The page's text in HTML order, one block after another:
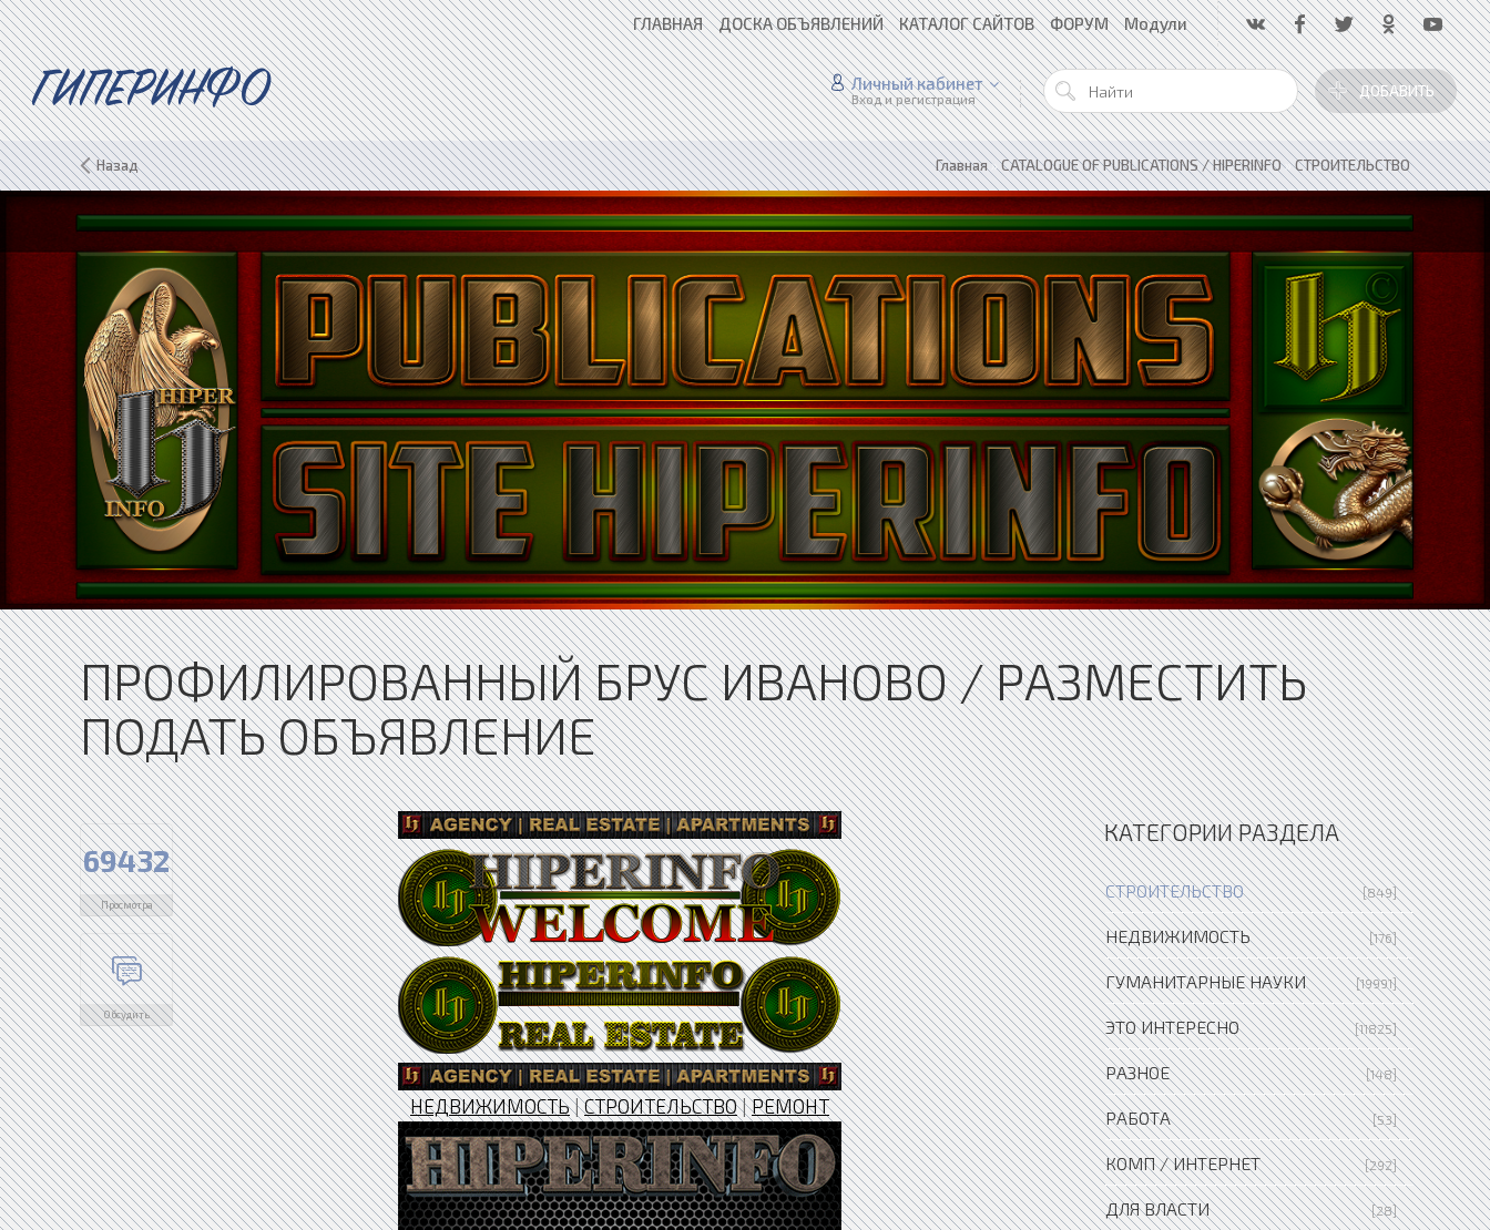
ГЛАВНАЯ ДОСКА ОБЪЯВЛЕНИЙ КАТАЛОГ САЙТОВ ФОРУМ Модули
ГИПЕРИНФО ДОБАВИТЬ
Личный кабинет
Вход и регистрация
Назад Главная»CATALOGUE OF PUBLICATIONS / HIPERINFO»СТРОИТЕЛЬСТВО
ПРОФИЛИРОВАННЫЙ БРУС ИВАНОВО / РАЗМЕСТИТЬ
ПОДАТЬ ОБЪЯВЛЕНИЕ
69432
Просмотра
Обсудить
НЕДВИЖИМОСТЬ|СТРОИТЕЛЬСТВО|РЕМОНТ
КАТЕГОРИИ РАЗДЕЛА
СТРОИТЕЛЬСТВО [849]
НЕДВИЖИМОСТЬ [176]
ГУМАНИТАРНЫЕ НАУКИ [19991]
ЭТО ИНТЕРЕСНО [11825]
РАЗНОЕ [148]
РАБОТА [53]
КОМП / ИНТЕРНЕТ [292]
ДЛЯ ВЛАСТИ [28]